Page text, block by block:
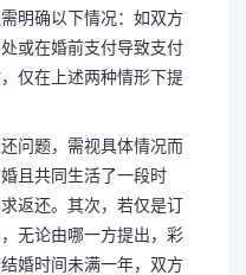
明确以下情况：如双方
或在婚前支付导致支付
仅在上述两种情形下提
问题，需视具体情况而
且共同生活了一段时
返还。其次，若仅是订
无论由哪一方提出，彩
婚时间未满一年，双方